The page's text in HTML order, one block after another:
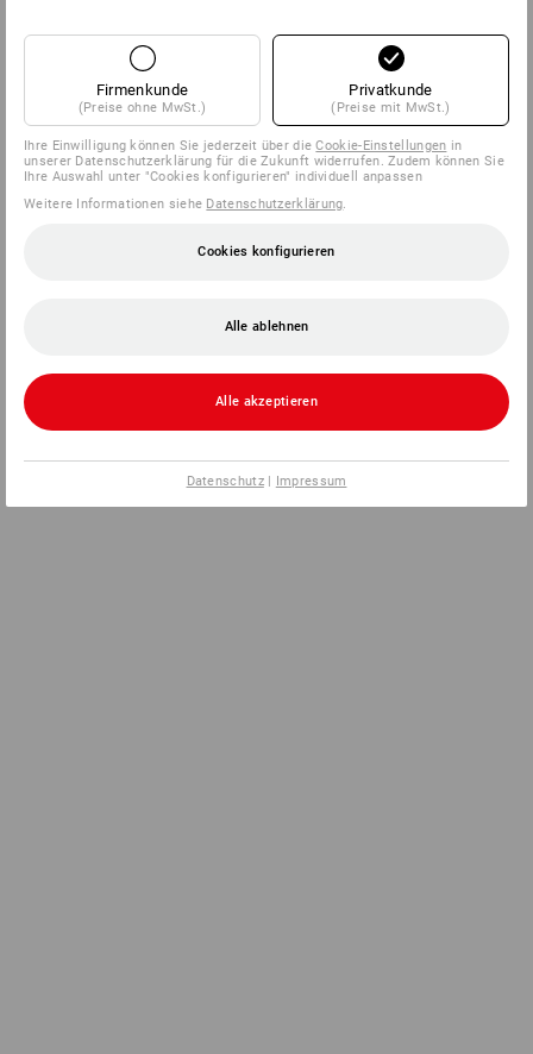
Firmenkunde
(Preise ohne MwSt.)
Privatkunde
(Preise mit MwSt.)
Ihre Einwilligung können Sie jederzeit über dieCookie-Einstellungen in
unserer Datenschutzerklärung für die Zukunft widerrufen. Zudem können Sie
Ihre Auswahl unter "Cookies konfigurieren" individuell anpassen
Weitere Informationen siehe Datenschutzerklärung
Cookies konfigurieren
Alle ablehnen
Alle akzeptieren
Datenschutz| Impressum